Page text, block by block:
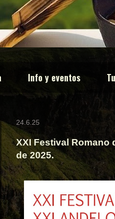
Info y eventos
24.6.25
XXI Festival Romano
de 2025.